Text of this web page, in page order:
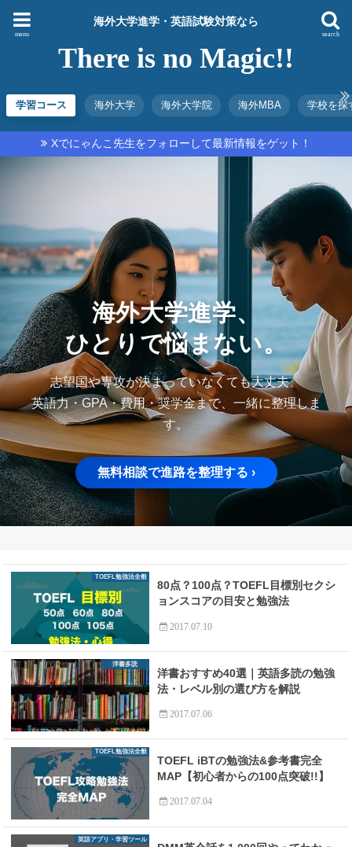
海外大学進学・英語試験対策なら
There is no Magic!!
search
menu
学習コース 海外大学 海外大学院 海外MBA 学校を探
Xでにゃんこ先生をフォローして最新情報をゲット！
海外大学進学、
ひとりで悩まない。
志望国や専攻が決まっていなくても大丈夫。
英語力・GPA・費用・奨学金まで、一緒に整理しま
す。
無料相談で進路を整理する ›
TOEFL勉強法全般
80点？100点？TOEFL目標別セクシ
ョンスコアの目安と勉強法
2017.07.10
洋書多読
洋書おすすめ40選｜英語多読の勉強
法・レベル別の選び方を解説
2017.07.06
TOEFL勉強法全般
TOEFL iBTの勉強法&参考書完全
MAP【初心者からの100点突破!!】
2017.07.04
英語アプリ・学習ツール